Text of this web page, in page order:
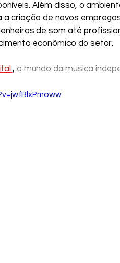
Além disso, o
a criação de novos
de som até
econômico do setor.
, o mundo da musica